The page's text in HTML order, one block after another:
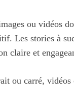
ou vidéos
Les stories à
claire et
ou carré, vidéos